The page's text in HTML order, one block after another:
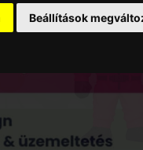
Beállítások